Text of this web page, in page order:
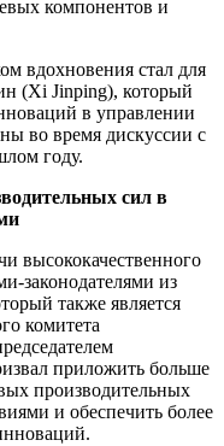
компонентов и
вдохновения стал для
(Xi Jinping), который
в управлении
во время дискуссии с
году.
сил в
высококачественного
законодателями из
также является
комитета
приложить больше
производительных
и обеспечить более